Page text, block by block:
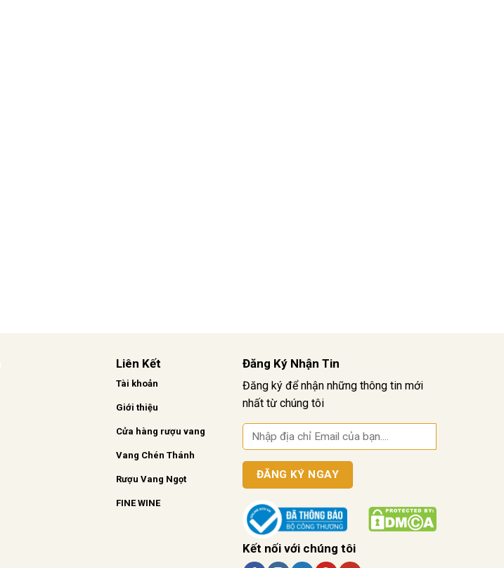
Liên Kết
Tài khoản
Giới thiệu
Cửa hàng rượu vang
Vang Chén Thánh
Rượu Vang Ngọt
FINE WINE
Đăng Ký Nhận Tin
Đăng ký để nhận những thông tin mới
nhất từ chúng tôi
Kết nối với chúng tôi